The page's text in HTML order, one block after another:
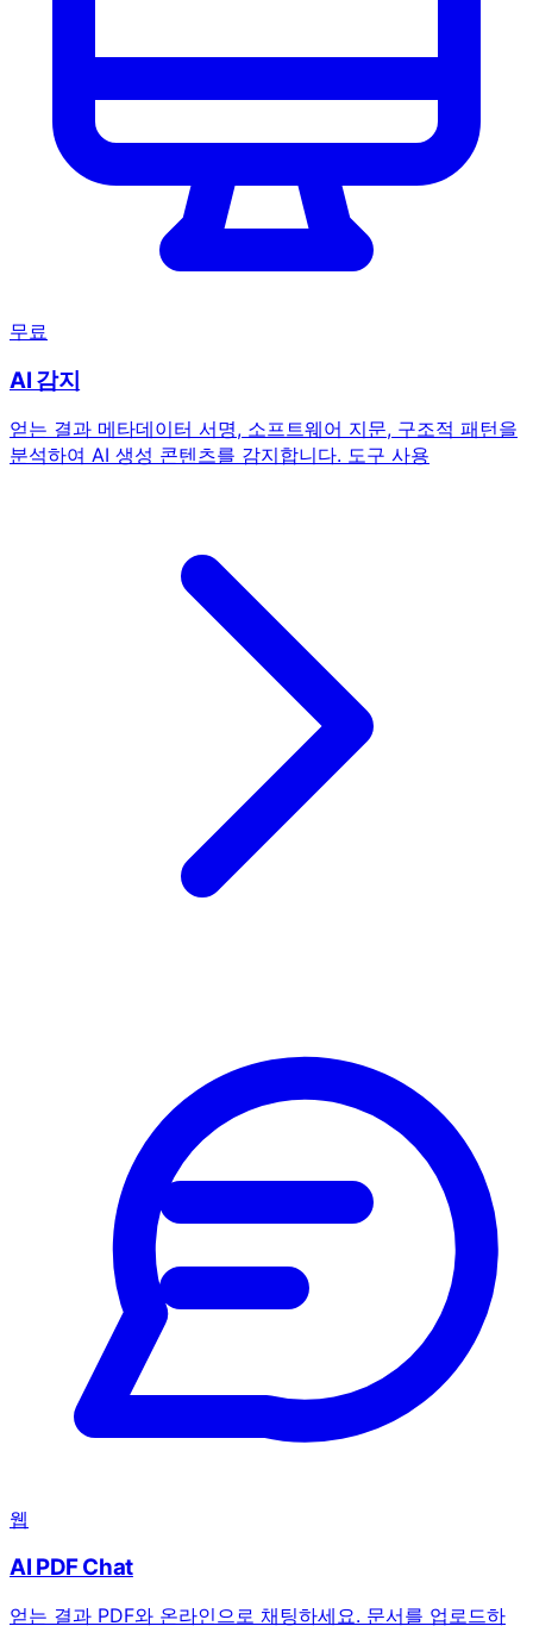
무료
AI 감지
얻는 결과 메타데이터 서명, 소프트웨어 지문, 구조적 패턴을
분석하여 AI 생성 콘텐츠를 감지합니다. 도구 사용
웹
AI PDF Chat
얻는 결과 PDF와 온라인으로 채팅하세요. 문서를 업로드하